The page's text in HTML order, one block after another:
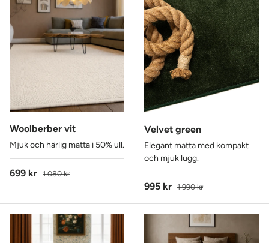
Woolberber vit
Mjuk och härlig matta i 50% ull.
Reapris
699 kr Ordinarie pris
1 080 kr
Velvet green
Elegant matta med kompakt
och mjuk lugg.
Reapris
995 kr Ordinarie pris
1 990 kr